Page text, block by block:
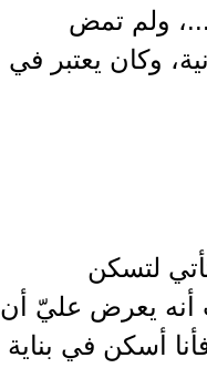
ولم تمض
نقولا إلا وكان معي 850 ليرة لبنانية، وكان يعتبر في
وقال لي: "هل تأتي لتسكن
أنه يعرض عليّ أن
أسكن في بناية